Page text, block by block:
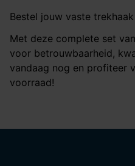
Bestel jouw vaste
Met deze complete set
voor betrouwbaarheid,
vandaag nog en profiteer
voorraad!